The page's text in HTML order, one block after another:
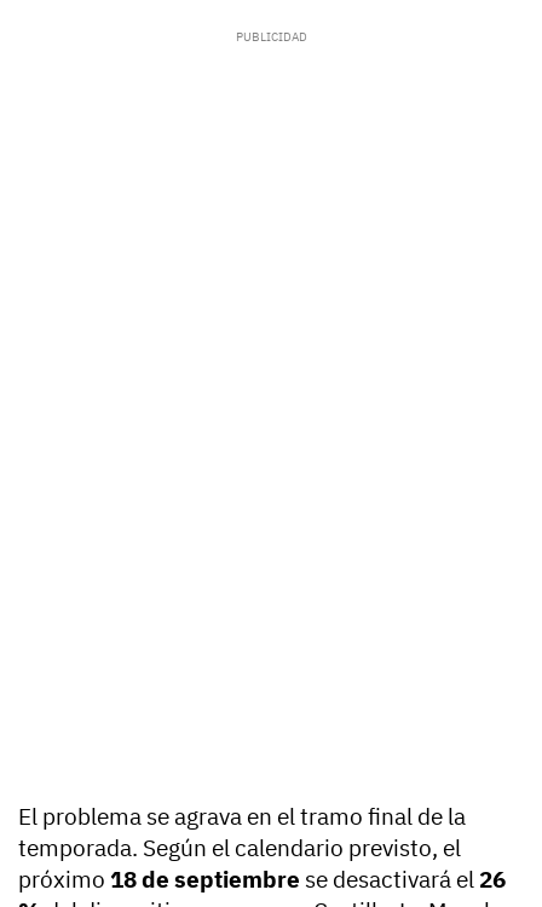
El problema se agrava en el tramo final de la
temporada. Según el calendario previsto, el
próximo 18 de septiembre se desactivará el 26